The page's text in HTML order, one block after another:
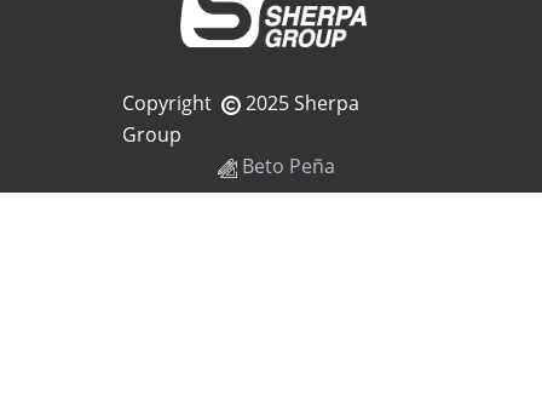
Copyright
2025 Sherpa
Group
Beto Peña